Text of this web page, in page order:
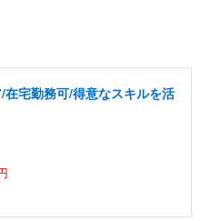
宅勤務可/得意なスキルを活